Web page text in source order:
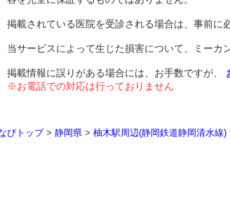
掲載されている医院を受診される場合は、事前に
当サービスによって生じた損害について、ミーカ
掲載情報に誤りがある場合には、お手数ですが、
※お電話での対応は行っておりません
びトップ> 静岡県 > 柚木駅周辺(静岡鉄道静岡清水線)